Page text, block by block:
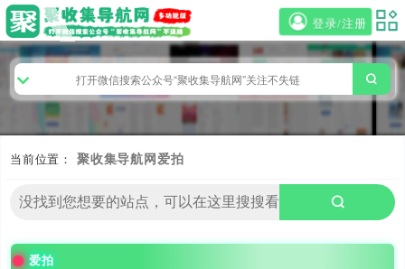
登录/注册
当前位置： 聚收集导航网 爱拍
爱拍